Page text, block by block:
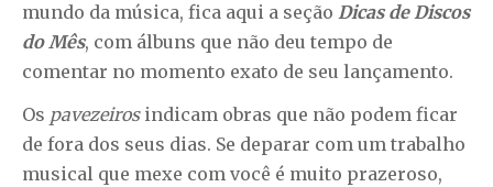
mundo da música, fica aqui a seção Dicas de Discos
do Mês, com álbuns que não deu tempo de
comentar no momento exato de seu lançamento.
Os pavezeirosindicam obras que não podem ficar
de fora dos seus dias. Se deparar com um trabalho
musical que mexe com você é muito prazeroso,